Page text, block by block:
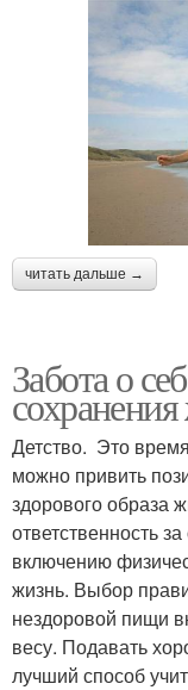
читать дальше →
Забота о
Детство. Это
можно привить
здорового образа
ответственность
включению
жизнь. Выбор
нездоровой пищи
весу. Подавать
лучший способ